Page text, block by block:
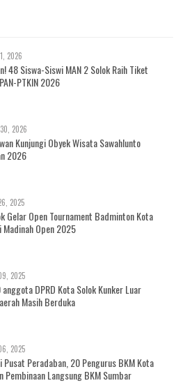
2026
48 Siswa-Siswi MAN 2 Solok Raih Tiket
PTKIN 2026
2026
Kunjungi Obyek Wisata Sawahlunto
2026
2025
Gelar Open Tournament Badminton Kota
Open 2025
2025
DPRD Kota Solok Kunker Luar
Masih Berduka
2025
Pusat Peradaban, 20 Pengurus BKM Kota
Pembinaan Langsung BKM Sumbar